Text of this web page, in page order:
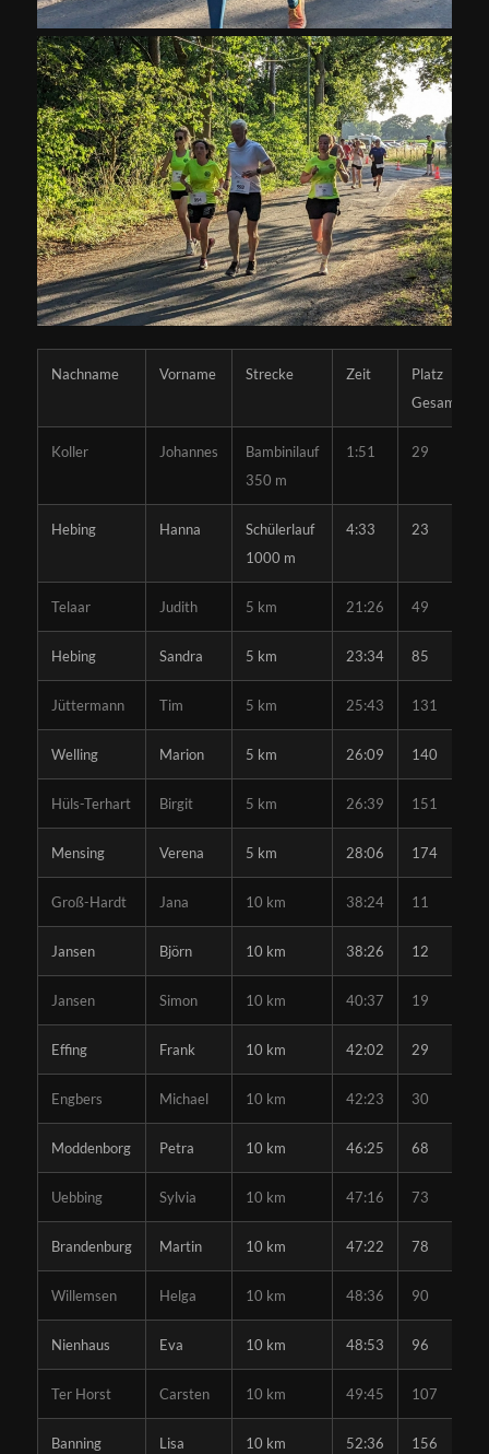
Nachname Vorname Strecke Zeit
Platz
Gesamt
Koller Johannes
Bambinilauf
350 m
1:51 29
Hebing Hanna
Schülerlauf
1000 m
4:33 23
Telaar Judith 5 km 21:26 49
Hebing Sandra 5 km 23:34 85
Jüttermann Tim 5 km 25:43 131
Welling Marion 5 km 26:09 140
Hüls-Terhart Birgit 5 km 26:39 151
Mensing Verena 5 km 28:06 174
Groß-Hardt Jana 10 km 38:24 11
Jansen Björn 10 km 38:26 12
Jansen Simon 10 km 40:37 19
Effing Frank 10 km 42:02 29
Engbers Michael 10 km 42:23 30
Moddenborg Petra 10 km 46:25 68
Uebbing Sylvia 10 km 47:16 73
Brandenburg Martin 10 km 47:22 78
Willemsen Helga 10 km 48:36 90
Nienhaus Eva 10 km 48:53 96
Ter Horst Carsten 10 km 49:45 107
Banning Lisa 10 km 52:36 156